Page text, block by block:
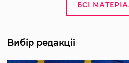
ВСІ
Вибір редакції